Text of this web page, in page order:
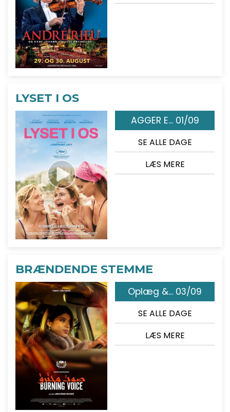
LYSET I OS
AGGER E... 01/09
SE ALLE DAGE
LÆS MERE
BRÆNDENDE STEMME
Oplæg &... 03/09
SE ALLE DAGE
LÆS MERE